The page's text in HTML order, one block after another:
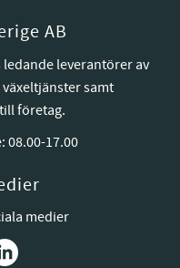
AB
ledande leverantörer av
samt
företag.
08.00-17.00
medier